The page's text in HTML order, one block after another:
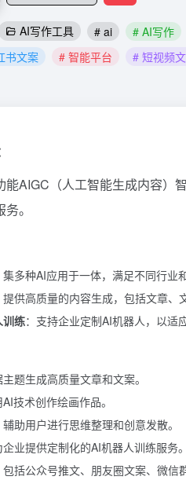
AI写作工具 # ai # AI写作
书文案 # 智能平台 # 短视频
能AIGC（人工智能生成内容）
。
集多种AI应用于一体，满足不同行业
提供高质量的内容生成，包括文章、
训练：支持企业定制AI机器人，以适
题生成高质量文章和文案。
技术创作绘画作品。
辅助用户进行思维整理和创意发散。
企业提供定制化的AI机器人训练服务。
包括公众号推文、朋友圈文案、微信